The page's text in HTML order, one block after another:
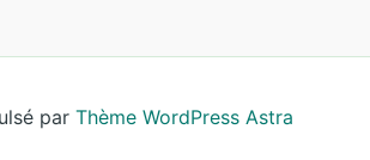
par Thème WordPress Astra